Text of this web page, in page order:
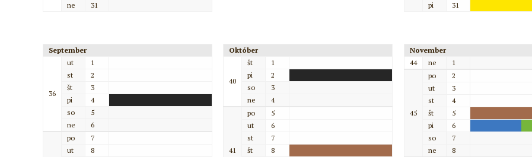
ne
31
pi
31
September
36
ut
1
st
2
št
3
pi
4
so
5
ne
6
po
7
ut
8
Október
40
št
1
pi
2
so
3
ne
4
41
po
5
ut
6
st
7
št
8
November
44
ne 1
45
po
2
ut
3
st
4
št
5
pi
6
so
7
ne
8